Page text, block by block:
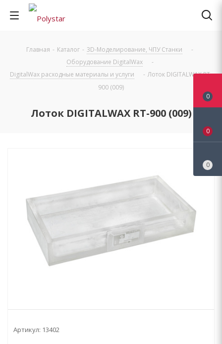
Главная - Каталог - 3D-Моделирование, ЧПУ Станки
-
Оборудование DigitalWax
-
DigitalWax расходные материалы и услуги
- Лоток DIGITALWAX RT-
900 (009)
Лоток DIGITALWAX RT-900 (009)
Артикул: 13402
0
0
0